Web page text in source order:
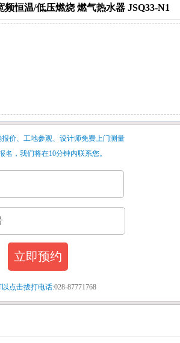
恒温/低压燃烧 燃气热水器 JSQ33-N1
价、工地参观、设计师免费上门测量
名，我们将在10分钟内联系您。
以点击拔打电话:028-87771768